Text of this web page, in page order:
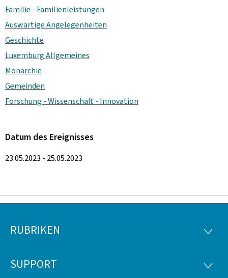
Familie - Familienleistungen
Auswärtige Angelegenheiten
Geschichte
Luxemburg Allgemeines
Monarchie
Gemeinden
Forschung - Wissenschaft - Innovation
Datum des Ereignisses
23.05.2023 - 25.05.2023
Footer
RUBRIKEN
SUPPORT